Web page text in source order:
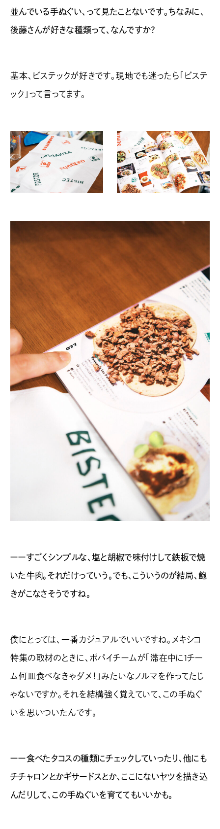
並んでいる手ぬぐい、って見たことないです。ちなみに、
後藤さんが好きな種類って、なんですか？
基本、ビステックが好きです。現地でも迷ったら「ビステ
ック」って言ってます。
ーーすごくシンプルな、塩と胡椒で味付けして鉄板で焼
いた牛肉。それだけっていう。でも、こういうのが結局、飽
きがこなさそうですね。
僕にとっては、一番カジュアルでいいですね。メキシコ
特集の取材のときに、ポパイチームが「滞在中に1チー
ム何皿食べなきゃダメ！」みたいなノルマを作ってたじ
ゃないですか。それを結構強く覚えていて、この手ぬぐ
いを思いついたんです。
ーー食べたタコスの種類にチェックしていったり、他にも
チチャロンとかギサードスとか、ここにないヤツを描き込
んだりして、この手ぬぐいを育ててもいいかも。